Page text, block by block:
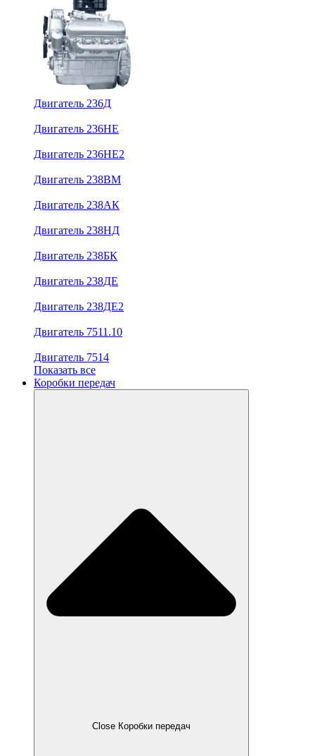
Двигатель 236Д
Двигатель 236НЕ
Двигатель 236НЕ2
Двигатель 238ВМ
Двигатель 238АК
Двигатель 238НД
Двигатель 238БК
Двигатель 238ДЕ
Двигатель 238ДЕ2
Двигатель 7511.10
Двигатель 7514
Показать все
Коробки передач
Close Коробки передач